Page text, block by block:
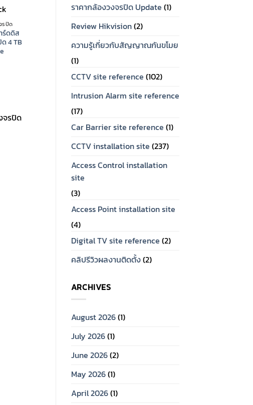
รปิด
ร์ดดิส
4 TB
ราคากล้องวงจรปิด Update (1)
Review Hikvision(2)
ความรู้เกี่ยวกับสัญญาณกันขโมย
(1)
CCTV site reference (102)
Intrusion Alarm site reference
(17)
Car Barrier site reference (1)
CCTV installation site (237)
Access Control installation
site
(3)
Access Point installation site
(4)
Digital TV site reference (2)
คลิปรีวิวผลงานติดตั้ง(2)
ARCHIVES
August 2026(1)
July 2026(1)
June 2026(2)
May 2026(1)
April 2026(1)